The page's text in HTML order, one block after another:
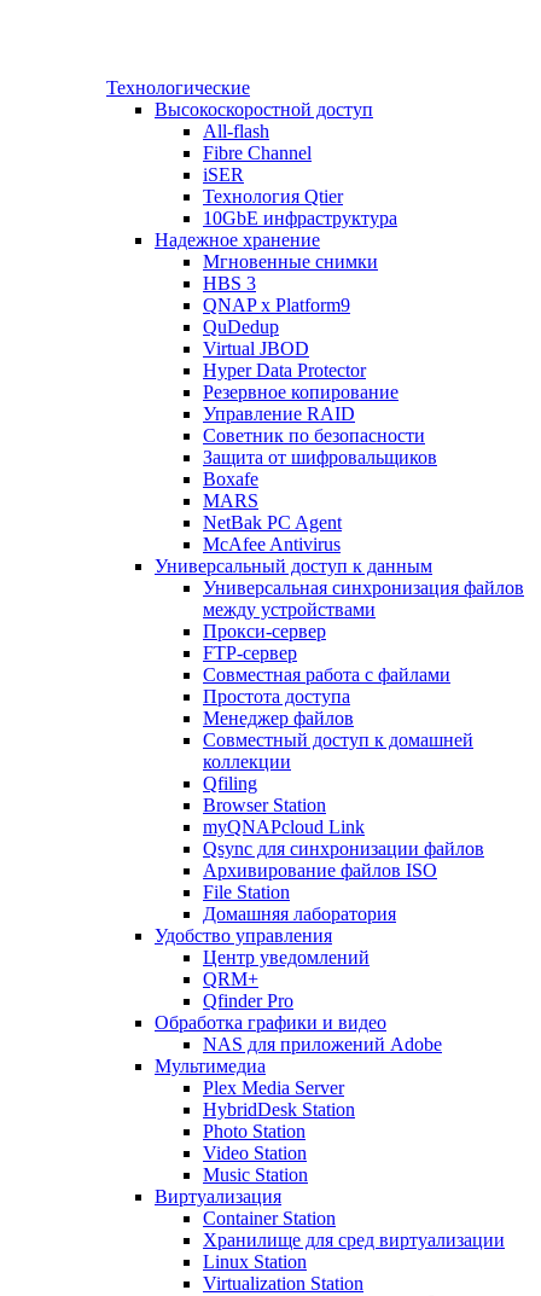
Технологические
Высокоскоростной доступ
All-flash
Fibre Channel
iSER
Технология Qtier
10GbE инфраструктура
Надежное хранение
Мгновенные снимки
HBS 3
QNAP x Platform9
QuDedup
Virtual JBOD
Hyper Data Protector
Резервное копирование
Управление RAID
Советник по безопасности
Защита от шифровальщиков
Boxafe
MARS
NetBak PC Agent
McAfee Antivirus
Универсальный доступ к данным
Универсальная синхронизация файлов
между устройствами
Прокси-сервер
FTP-сервер
Совместная работа с файлами
Простота доступа
Менеджер файлов
Совместный доступ к домашней
коллекции
Qfiling
Browser Station
myQNAPcloud Link
Qsync для синхронизации файлов
Архивирование файлов ISO
File Station
Домашняя лаборатория
Удобство управления
Центр уведомлений
QRM+
Qfinder Pro
Обработка графики и видео
NAS для приложений Adobe
Мультимедиа
Plex Media Server
HybridDesk Station
Photo Station
Video Station
Music Station
Виртуализация
Container Station
Хранилище для сред виртуализации
Linux Station
Virtualization Station